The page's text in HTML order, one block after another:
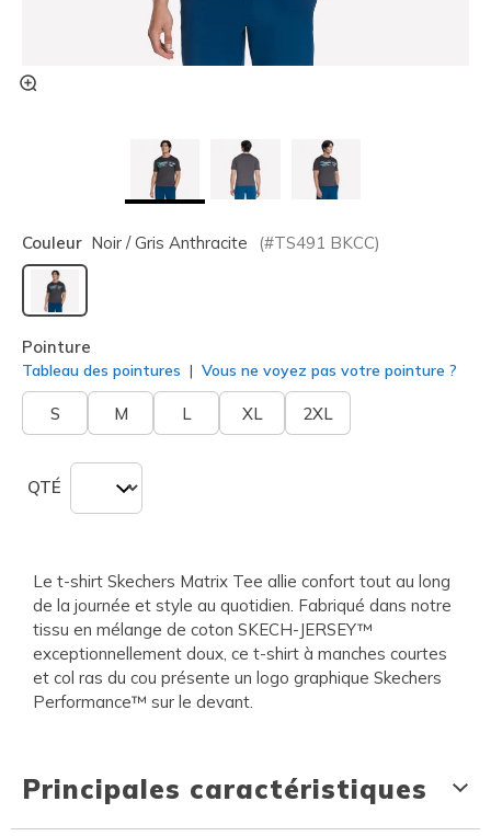
Couleur Noir / Gris Anthracite (#TS491 BKCC)
sélectionné
Pointure
Tableau des pointures Vous ne voyez pas votre pointure ?
S M L XL 2XL
QTÉ
Le t-shirt Skechers Matrix Tee allie confort tout au long
de la journée et style au quotidien. Fabriqué dans notre
tissu en mélange de coton SKECH-JERSEY™
exceptionnellement doux, ce t-shirt à manches courtes
et col ras du cou présente un logo graphique Skechers
Performance™ sur le devant.
Principales caractéristiques